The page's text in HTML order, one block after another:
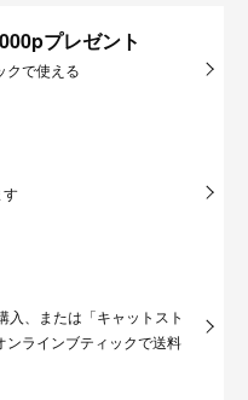
プレゼント
クで使える
す
入、または「キャットスト
ンラインブティックで送料